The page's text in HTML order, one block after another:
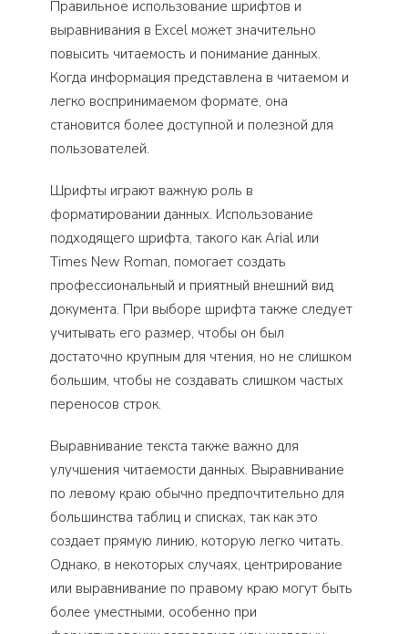
Правильное использование шрифтов и
выравнивания в Excel может значительно
повысить читаемость и понимание данных.
Когда информация представлена в читаемом и
легко воспринимаемом формате, она
становится более доступной и полезной для
пользователей.
Шрифты играют важную роль в
форматировании данных. Использование
подходящего шрифта, такого как Arial или
Times New Roman, помогает создать
профессиональный и приятный внешний вид
документа. При выборе шрифта также следует
учитывать его размер, чтобы он был
достаточно крупным для чтения, но не слишком
большим, чтобы не создавать слишком частых
переносов строк.
Выравнивание текста также важно для
улучшения читаемости данных. Выравнивание
по левому краю обычно предпочтительно для
большинства таблиц и списках, так как это
создает прямую линию, которую легко читать.
Однако, в некоторых случаях, центрирование
или выравнивание по правому краю могут быть
более уместными, особенно при